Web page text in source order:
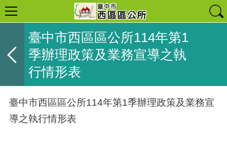
臺中市西區區公所114年第1
季辦理政策及業務宣導之執
行情形表
臺中市西區區公所114年第1季辦理政策及業務宣
導之執行情形表